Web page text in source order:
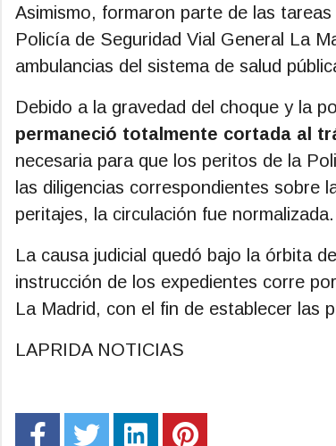
Asimismo, formaron parte de las
Policía de Seguridad Vial General La
ambulancias del sistema de salud
Debido a la gravedad del choque y la
permaneció totalmente cortada al
necesaria para que los peritos de la
las diligencias correspondientes sobre
peritajes, la circulación fue normalizada.
La causa judicial quedó bajo la órbita
instrucción de los expedientes corre
La Madrid, con el fin de establecer las
LAPRIDA NOTICIAS